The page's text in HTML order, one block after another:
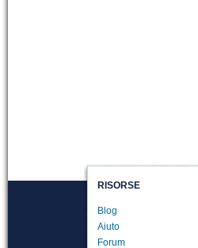
RISORSE
Blog
Aiuto
Forum